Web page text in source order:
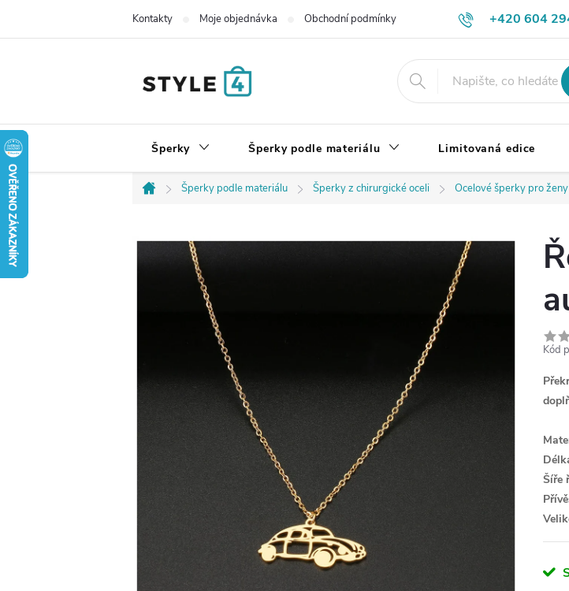
+420 604
Kontakty Moje objednávka Obchodní podmínky Výměna, vrácení a reklamace
Šperky Šperky podle materiálu Limitovaná edice
Domů
Šperky podle materiálu Šperky z chirurgické oceli Ocelové šperky pro ženy
Kód
Šíře